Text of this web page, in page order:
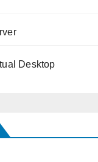
Desktop